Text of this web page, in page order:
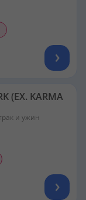
(EX. KARMA
и ужин